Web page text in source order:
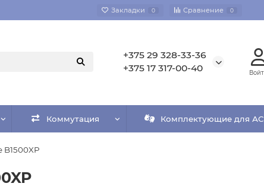
Закладки 0 Сравнение 0
+375 29 328-33-36
+375 17 317-00-40
Коммутация Комплектующие для АС
B1500XP